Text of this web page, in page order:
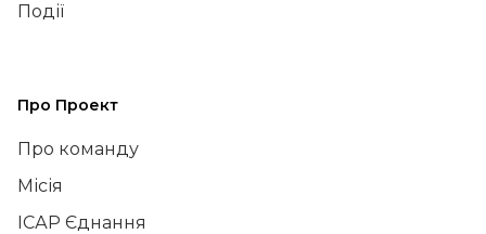
Події
Про Проект
Про команду
Місія
ІСАР Єднання